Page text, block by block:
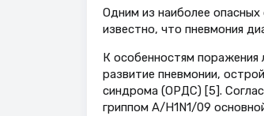
Одним из наиболее опасных
известно, что пневмония
К особенностям
развитие пневмонии,
синдрома (ОРДС) [5].
гриппом А/H1N1/09